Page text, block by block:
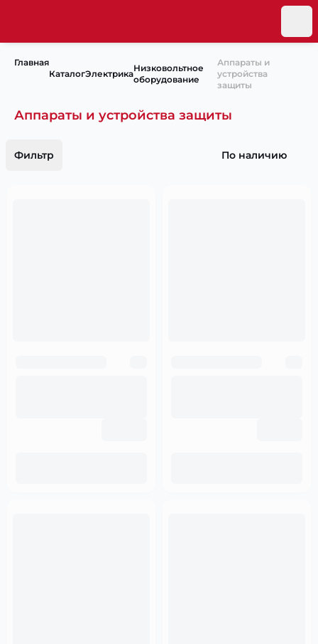
Главная
КаталогЭлектрика
Низковольтное
оборудование
Аппараты и
устройства
защиты
Аппараты и устройства защиты
Фильтр По наличию